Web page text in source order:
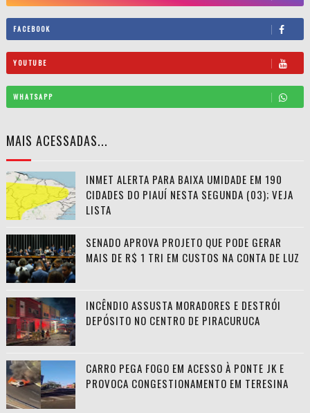
FACEBOOK
YOUTUBE
WHATSAPP
MAIS ACESSADAS...
INMET ALERTA PARA BAIXA UMIDADE EM 190
CIDADES DO PIAUÍ NESTA SEGUNDA (03); VEJA
LISTA
SENADO APROVA PROJETO QUE PODE GERAR
MAIS DE R$ 1 TRI EM CUSTOS NA CONTA DE LUZ
INCÊNDIO ASSUSTA MORADORES E DESTRÓI
DEPÓSITO NO CENTRO DE PIRACURUCA
CARRO PEGA FOGO EM ACESSO À PONTE JK E
PROVOCA CONGESTIONAMENTO EM TERESINA